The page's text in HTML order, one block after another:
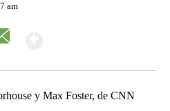
am
y Max Foster, de CNN